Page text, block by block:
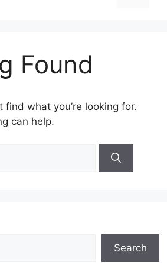
Found
find what you’re looking for.
can help.
Search